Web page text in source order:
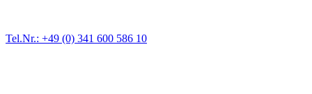
Tel.Nr.: +49 (0) 341 600 586 10